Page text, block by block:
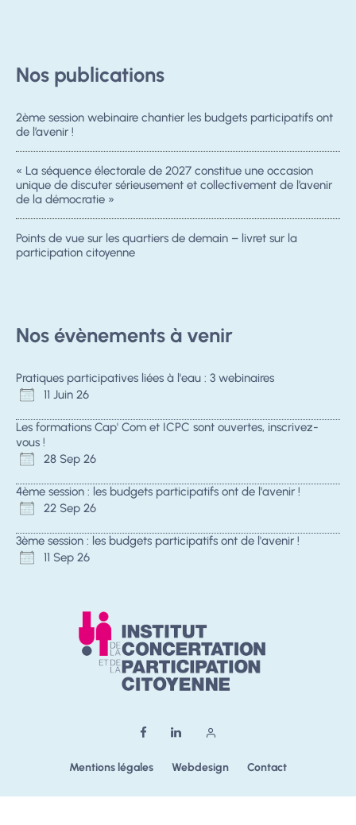
Nos publications
2ème session webinaire chantier les budgets participatifs ont
de l’avenir !
« La séquence électorale de 2027 constitue une occasion
unique de discuter sérieusement et collectivement de l’avenir
de la démocratie »
Points de vue sur les quartiers de demain – livret sur la
participation citoyenne
Nos évènements à venir
Pratiques participatives liées à l'eau : 3 webinaires
11 Juin 26
Les formations Cap' Com et ICPC sont ouvertes, inscrivez-
vous !
28 Sep 26
4ème session : les budgets participatifs ont de l'avenir !
22 Sep 26
3ème session : les budgets participatifs ont de l'avenir !
11 Sep 26
Mentions légales Webdesign Contact